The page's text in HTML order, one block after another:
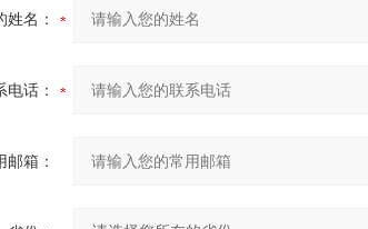
姓名：
电话：
邮箱：